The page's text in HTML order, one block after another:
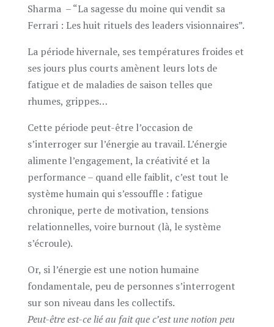
Sharma – “La sagesse du moine qui vendit sa
Ferrari : Les huit rituels des leaders visionnaires”.
La période hivernale, ses températures froides et
ses jours plus courts amènent leurs lots de
fatigue et de maladies de saison telles que
rhumes, grippes…
Cette période peut-être l’occasion de
s’interroger sur l’énergie au travail. L’énergie
alimente l’engagement, la créativité et la
performance – quand elle faiblit, c’est tout le
système humain qui s’essouffle : fatigue
chronique, perte de motivation, tensions
relationnelles, voire burnout (là, le système
s’écroule).
Or, si l’énergie est une notion humaine
fondamentale, peu de personnes s’interrogent
sur son niveau dans les collectifs.
Peut-être est-ce lié au fait que c’est une notion peu